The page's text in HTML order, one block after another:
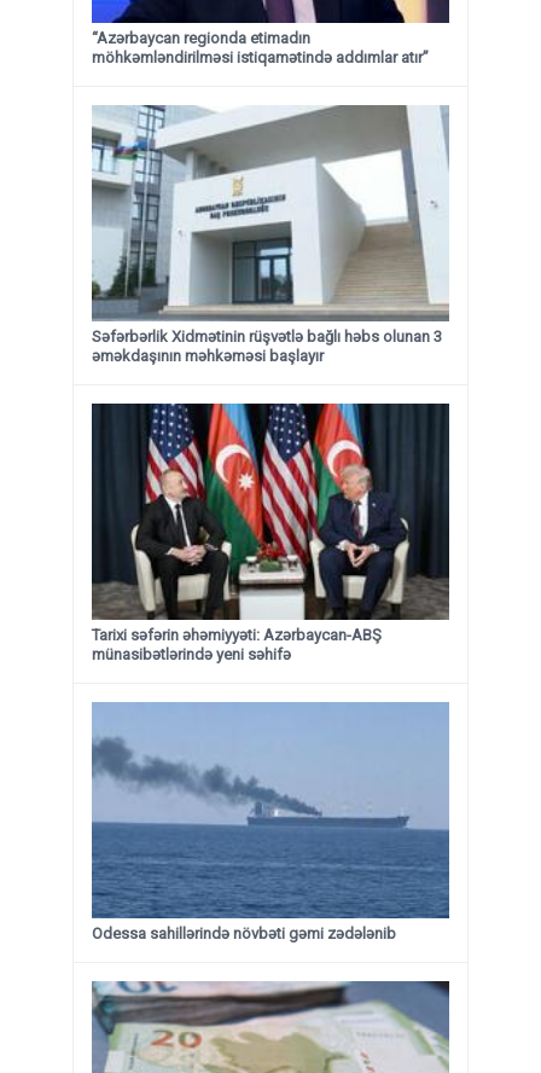
“Azərbaycan regionda etimadın
möhkəmləndirilməsi istiqamətində addımlar atır”
Səfərbərlik Xidmətinin rüşvətlə bağlı həbs olunan 3
əməkdaşının məhkəməsi başlayır
Tarixi səfərin əhəmiyyəti: Azərbaycan-ABŞ
münasibətlərində yeni səhifə
Odessa sahillərində növbəti gəmi zədələnib